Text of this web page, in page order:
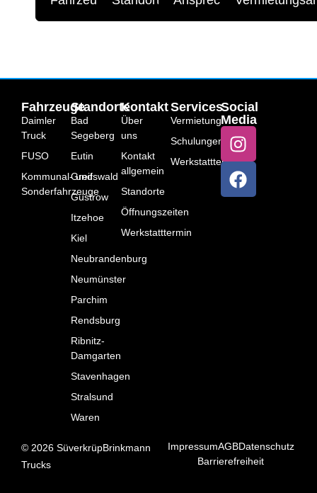
Fahrzeuge
Daimler
Truck
FUSO
Kommunal- und
Sonderfahrzeuge
Standorte
Bad
Segeberg
Eutin
Greifswald
Güstrow
Itzehoe
Kiel
Neubrandenburg
Neumünster
Parchim
Rendsburg
Ribnitz-
Damgarten
Stavenhagen
Stralsund
Waren
Kontakt
Über
uns
Kontakt
allgemein
Standorte
Öffnungszeiten
Werkstatttermin
Services
Vermietung
Schulungen
Werkstatttermin
Social
Media
© 2026 SüverkrüpBrinkmann
Trucks
ImpressumAGBDatenschutz
Barrierefreiheit